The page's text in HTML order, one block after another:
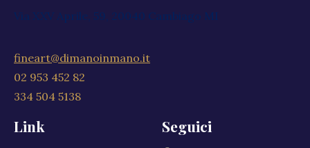
Via XXV Aprile, 59, 20040 Cambiago MI
fineart@dimanoinmano.it
02 953 452 82
334 504 5138
Link Seguici